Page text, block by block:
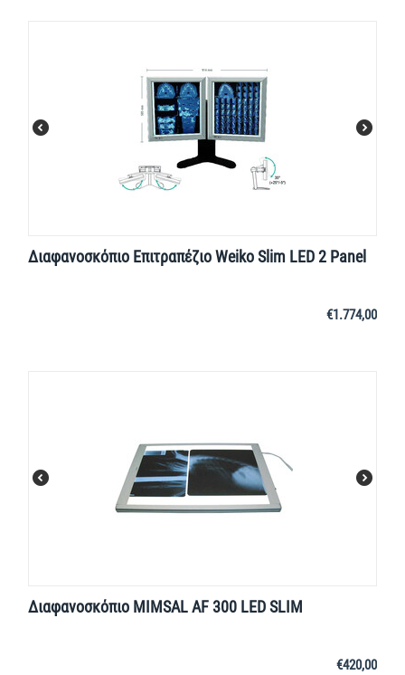
Διαφανοσκόπιο Επιτραπέζιο Weiko Slim LED 2 Panel
€1.774,00
Διαφανοσκόπιο MIMSAL AF 300 LED SLIM
€420,00